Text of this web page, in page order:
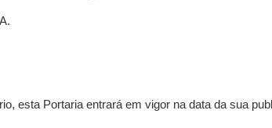
esta Portaria entrará em vigor na data da sua